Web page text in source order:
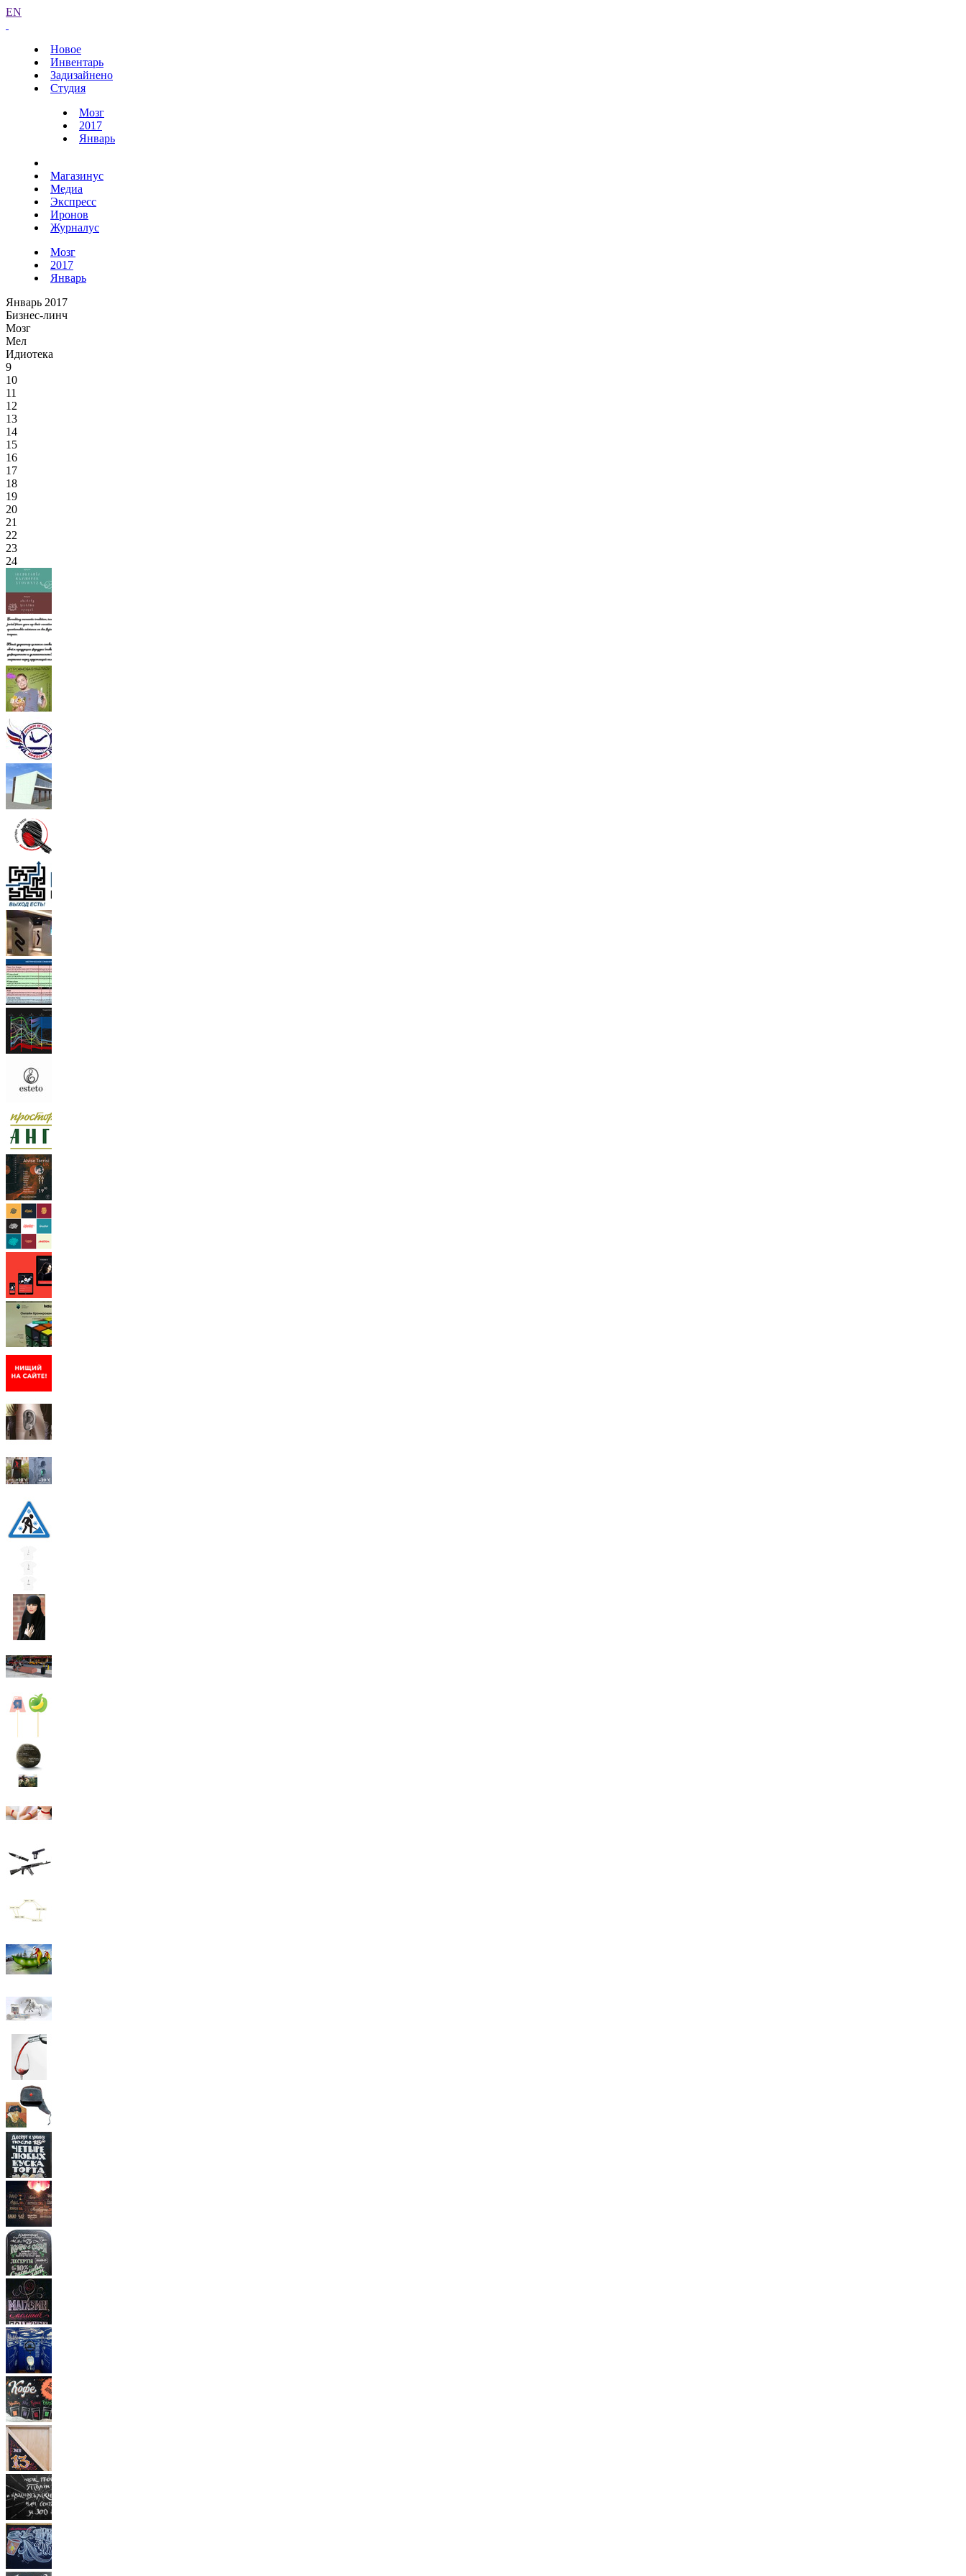
EN
Новое
Инвентарь
Задизайнено
Студия
Мозг
2017
Январь
Магазинус
Медиа
Экспресс
Иронов
Журналус
Мозг
2017
Январь
Январь 2017
Бизнес-линч
Мозг
Мел
Идиотека
9
10
11
12
13
14
15
16
17
18
19
20
21
22
23
24